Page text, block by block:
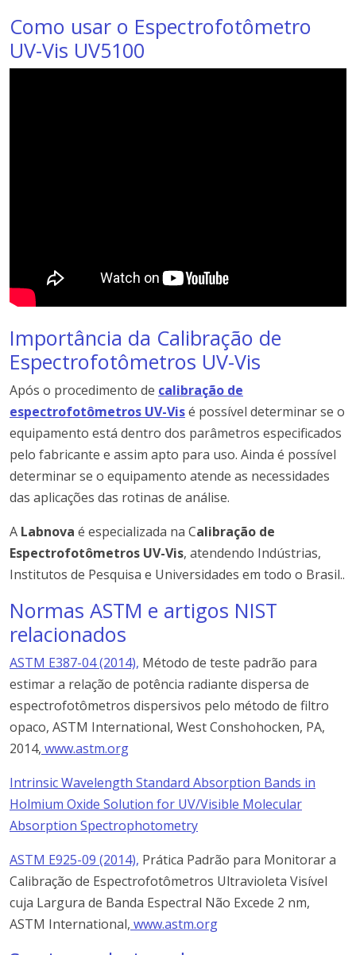
Como usar o Espectrofotômetro
UV-Vis UV5100
Importância da Calibração de
Espectrofotômetros UV-Vis
Após o procedimento de calibração de
espectrofotômetros UV-Visé possível determinar se o
equipamento está dentro dos parâmetros especificados
pelo fabricante e assim apto para uso. Ainda é possível
determinar se o equipamento atende as necessidades
das aplicações das rotinas de análise.
A Labnova é especializada na Calibração de
Espectrofotômetros UV-Vis, atendendo Indústrias,
Institutos de Pesquisa e Universidades em todo o Brasil..
Normas ASTM e artigos NIST
relacionados
ASTM E387-04 (2014), Método de teste padrão para
estimar a relação de potência radiante dispersa de
espectrofotômetros dispersivos pelo método de filtro
opaco, ASTM International, West Conshohocken, PA,
2014, www.astm.org
Intrinsic Wavelength Standard Absorption Bands in
Holmium Oxide Solution for UV/Visible Molecular
Absorption Spectrophotometry
ASTM E925-09 (2014), Prática Padrão para Monitorar a
Calibração de Espectrofotômetros Ultravioleta Visível
cuja Largura de Banda Espectral Não Excede 2 nm,
ASTM International, www.astm.org